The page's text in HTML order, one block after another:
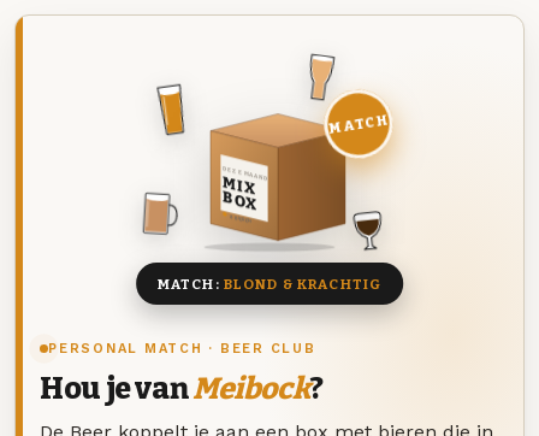
PERSONAL MATCH · BEER CLUB
Hou je vanMeibock?
DEZE MAAND
MIX
BOX
8 BIEREN
MATCH
MATCH: BLOND & KRACHTIG